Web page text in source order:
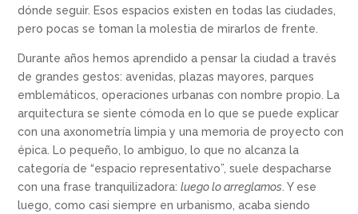
dónde seguir. Esos espacios existen en todas las ciudades,
pero pocas se toman la molestia de mirarlos de frente.
Durante años hemos aprendido a pensar la ciudad a través
de grandes gestos: avenidas, plazas mayores, parques
emblemáticos, operaciones urbanas con nombre propio. La
arquitectura se siente cómoda en lo que se puede explicar
con una axonometría limpia y una memoria de proyecto con
épica. Lo pequeño, lo ambiguo, lo que no alcanza la
categoría de “espacio representativo”, suele despacharse
con una frase tranquilizadora: luego lo arreglamos. Y ese
luego, como casi siempre en urbanismo, acaba siendo